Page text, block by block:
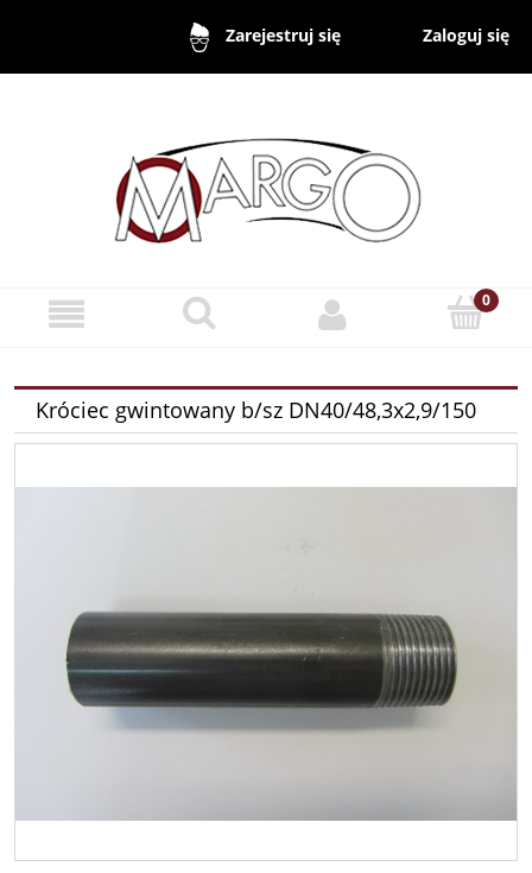
Zarejestruj się Zaloguj się
Króciec gwintowany b/sz DN40/48,3x2,9/150